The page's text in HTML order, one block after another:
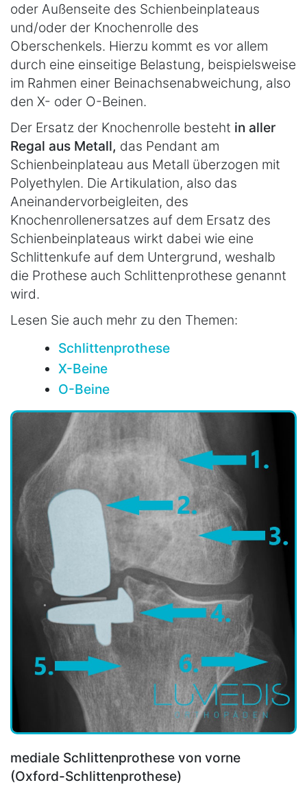
oder Außenseite des Schienbeinplateaus
und/oder der Knochenrolle des
Oberschenkels. Hierzu kommt es vor allem
durch eine einseitige Belastung, beispielsweise
im Rahmen einer Beinachsenabweichung, also
den X- oder O-Beinen.
Der Ersatz der Knochenrolle besteht in aller
Regal aus Metall, das Pendant am
Schienbeinplateau aus Metall überzogen mit
Polyethylen. Die Artikulation, also das
Aneinandervorbeigleiten, des
Knochenrollenersatzes auf dem Ersatz des
Schienbeinplateaus wirkt dabei wie eine
Schlittenkufe auf dem Untergrund, weshalb
die Prothese auch Schlittenprothese genannt
wird.
Lesen Sie auch mehr zu den Themen:
Schlittenprothese
X-Beine
O-Beine
mediale Schlittenprothese von vorne
(Oxford-Schlittenprothese)